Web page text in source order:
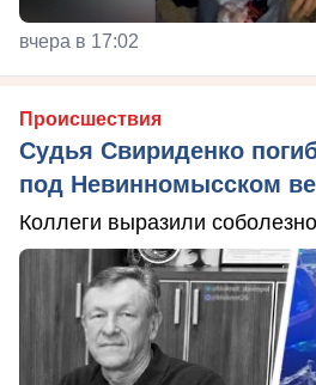
вчера в 17:02
Происшествия
Судья Свириденко
под Невинномысском
Коллеги выразили